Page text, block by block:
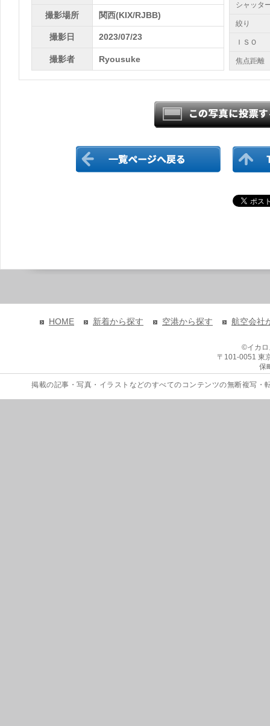
撮影場所 関西(KIX/RJBB)
撮影日 2023/07/23
撮影者 Ryousuke
シャッタ
絞り
ＩＳＯ
焦点距離
HOME 新着から探す 空港から探す 航空会社
©イカ
〒101-0051 東
保
掲載の記事・写真・イラストなどのすべてのコンテンツの無断複